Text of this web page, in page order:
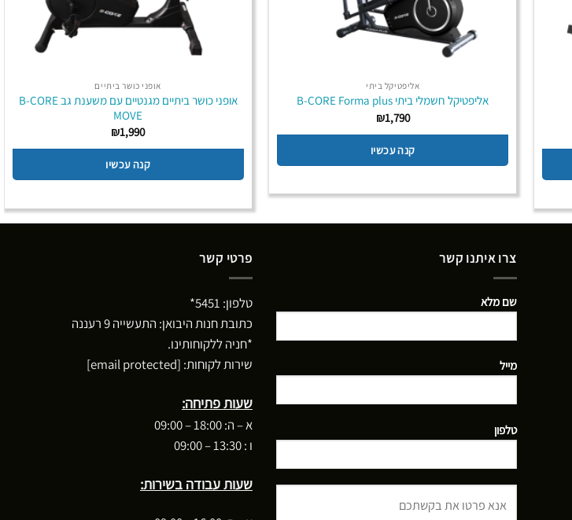
אליפטיקל ביתי
אליפטיקל חשמלי ביתי B-CORE Forma plus
₪1,790
קנה עכשיו
אופני כושר ביתיים
אופני כושר ביתיים מגנטיים עם משענת גב B-CORE
MOVE
₪1,990
קנה עכשיו
צרו איתנו קשר
שם מלא
מייל
טלפון
פרטי קשר
טלפון: 5451*
כתובת חנות היבואן: התעשייה 9 רעננה
*חניה ללקוחותינו.
שירות לקוחות: [email protected]
שעות פתיחה:
א – ה: 18:00 – 09:00
ו : 13:30 – 09:00
שעות עבודה בשירות: